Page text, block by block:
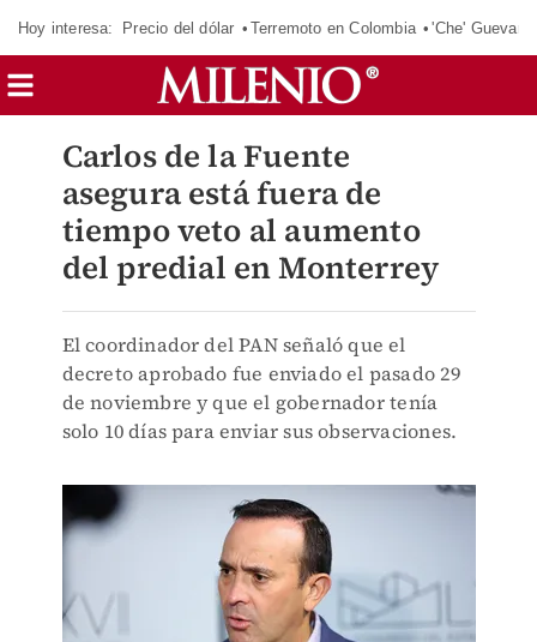
Hoy interesa: Precio del dólar Terremoto en Colombia 'Che' Guevara
Carlos de la Fuente
asegura está fuera de
tiempo veto al aumento
del predial en Monterrey
El coordinador del PAN señaló que el
decreto aprobado fue enviado el pasado 29
de noviembre y que el gobernador tenía
solo 10 días para enviar sus observaciones.